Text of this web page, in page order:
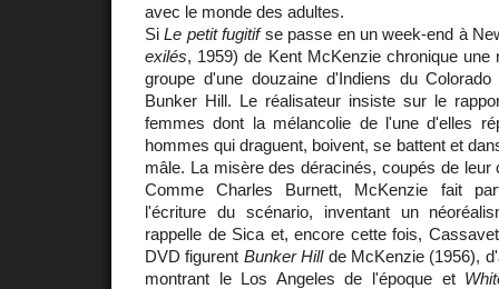
avec le monde des adultes.
SiLe petit fugitifse passe en un week-end à
exilés, 1959) de Kent McKenzie chronique une
groupe d'une douzaine d'Indiens du
Bunker Hill. Le réalisateur insiste sur le
femmes dont la mélancolie de l'une d'elles
hommes qui draguent, boivent, se battent et
mâle. La misère des déracinés, coupés de leur
Comme Charles Burnett, McKenzie fait
l'écriture du scénario, inventant un
rappelle de Sica et, encore cette fois,
DVD figurent Bunker Hillde McKenzie (1956),
montrant le Los Angeles de l'époque et